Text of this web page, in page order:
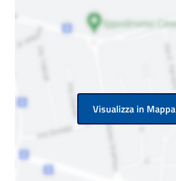
Visualizza in Mappa